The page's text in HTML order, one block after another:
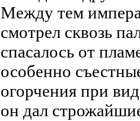
Между тем
смотрел сквозь
спасалось от
особенно
огорчения при
он дал